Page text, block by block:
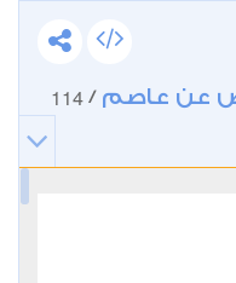
عن عاصم /
114